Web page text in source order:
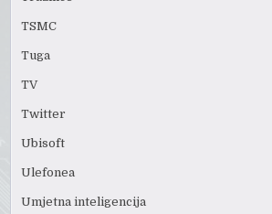
TSMC
Tuga
TV
Twitter
Ubisoft
Ulefonea
Umjetna inteligencija